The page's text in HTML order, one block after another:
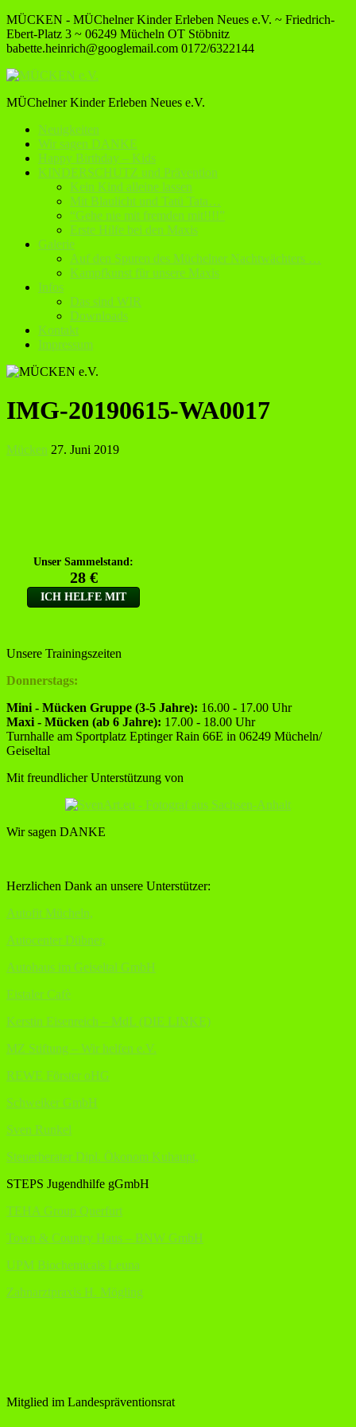
MÜCKEN - MÜChelner Kinder Erleben Neues e.V. ~ Friedrich-
Ebert-Platz 3 ~ 06249 Mücheln OT Stöbnitz
babette.heinrich@googlemail.com 0172/6322144
MÜChelner Kinder Erleben Neues e.V.
Neuigkeiten
Wir sagen DANKE
Happy Birthday – Kids
KINDERSCHUTZ und Prävention
Kein Kind alleine lassen
Mit Blaulicht und Tatü Tata…
“Gehe nie mit fremden mit!!!!”
Erste Hilfe bei den Maxis
Galerie
Auf den Spuren des Müchelner Nachtwächters …
Kampfkunst für unsere Maxis
Infos
Das sind WIR
Downloads
Kontakt
Impressum
IMG-20190615-WA0017
Mücken 27. Juni 2019
Unsere Trainingszeiten
Donnerstags:
Mini - Mücken Gruppe (3-5 Jahre): 16.00 - 17.00 Uhr
Maxi - Mücken (ab 6 Jahre): 17.00 - 18.00 Uhr
Turnhalle am Sportplatz Eptinger Rain 66E in 06249 Mücheln/
Geiseltal
Mit freundlicher Unterstützung von
Wir sagen DANKE
Herzlichen Dank an unsere Unterstützer:
Autofit Mücheln,
Autocenter Dübner,
Autohaus im Geiseltal GmbH
Eistaler Cafè
Kerstin Eisenreich – MdL (DIE LINKE)
MZ Stiftung – Wir helfen e.V.
REWE Förster oHG
Schweiker GmbH
Sven Runkel
Steuerberater Dipl. Ökonom Kuhaupt,
STEPS Jugendhilfe gGmbH
TEHA Group Querfurt
Town & Country Haus – BNW GmbH
UPM Biochemicals Leuna
Zahnarztpraxis H. Mögling
Mitglied im Landespräventionsrat